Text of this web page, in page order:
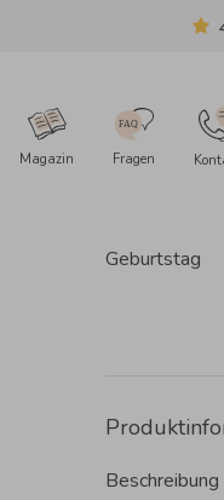
Magazin Fragen
Geburtstag
Beschreibung